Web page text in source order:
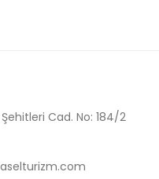
Şehitleri Cad. No: 184/2